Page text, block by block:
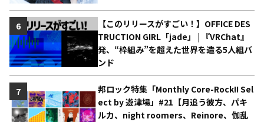
【このリリースがすごい！】OFFICE DES
TRUCTION GIRL「jade」 | 『VRChat』
発、“枠組み”を超えた世界を造る5人組バ
ンド
6
邦ロック特集「Monthly Core-Rock!! Sel
ect by 遊津場」#21【月追う彼方、パキ
ルカ、night roomers、Reinore、伽乱
7